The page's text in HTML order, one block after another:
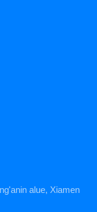
alue, Xiamen